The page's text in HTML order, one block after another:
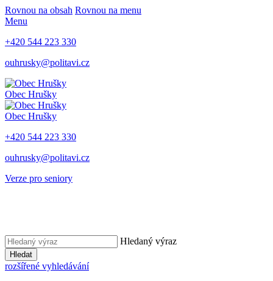
Rovnou na obsah Rovnou na menu
Menu
+420 544 223 330
ouhrusky@politavi.cz
Obec Hrušky
Obec Hrušky
+420 544 223 330
ouhrusky@politavi.cz
Verze pro seniory
Hledaný výraz
Hledat
rozšířené vyhledávání